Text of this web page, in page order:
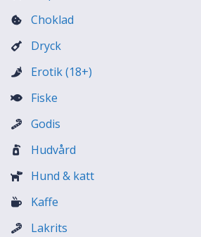
Choklad
Dryck
Erotik (18+)
Fiske
Godis
Hudvård
Hund & katt
Kaffe
Lakrits